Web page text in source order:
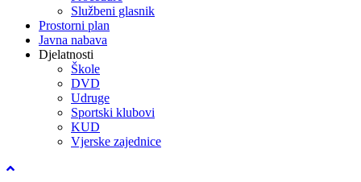
Službeni glasnik
Prostorni plan
Javna nabava
Djelatnosti
Škole
DVD
Udruge
Sportski klubovi
KUD
Vjerske zajednice